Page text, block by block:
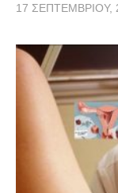
17 ΣΕΠΤΕΜΒΡΊΟΥ,